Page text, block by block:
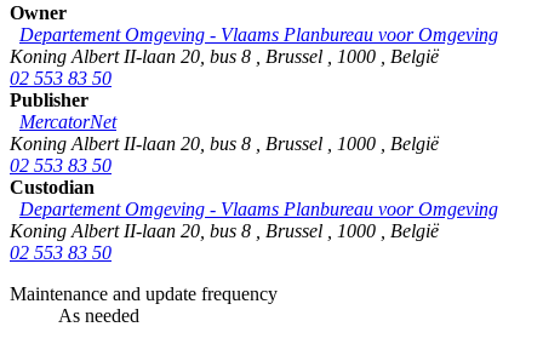
Owner
Departement Omgeving - Vlaams Planbureau voor Omgeving
Koning Albert II-laan 20, bus 8
Brussel 1000
België
02 553 83 50
Publisher
MercatorNet
Koning Albert II-laan 20, bus 8
Brussel 1000
België
02 553 83 50
Custodian
Departement Omgeving - Vlaams Planbureau voor Omgeving
Koning Albert II-laan 20, bus 8
Brussel 1000
België
02 553 83 50
Maintenance and update frequency
As needed